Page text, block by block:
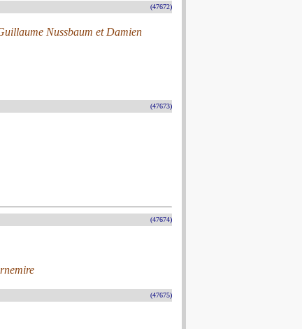
(47672)
Nussbaum et Damien
(47673)
(47674)
(47675)